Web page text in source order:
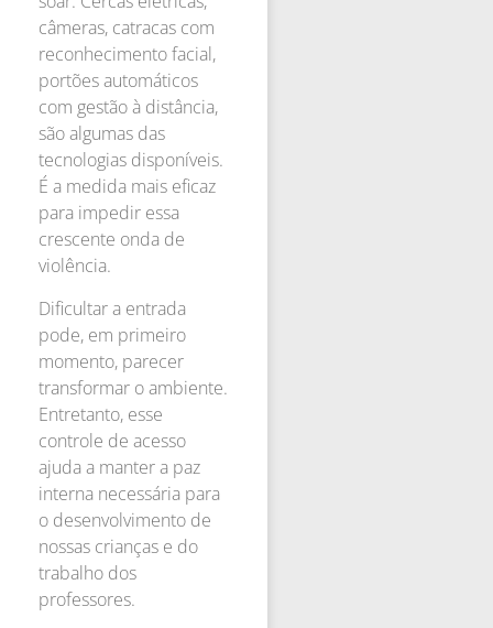
câmeras, catracas com
reconhecimento facial,
portões automáticos
com gestão à distância,
são algumas das
tecnologias disponíveis.
É a medida mais eficaz
para impedir essa
crescente onda de
violência.
Dificultar a entrada
pode, em primeiro
momento, parecer
transformar o ambiente.
Entretanto, esse
controle de acesso
ajuda a manter a paz
interna necessária para
o desenvolvimento de
nossas crianças e do
trabalho dos
professores.